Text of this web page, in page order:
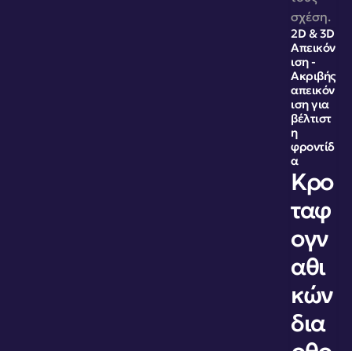
σχέση.
2D & 3D
Απεικόν
ιση -
Ακριβής
απεικόν
ιση για
βέλτιστ
η
φροντίδ
α
Κρο
ταφ
ογν
αθι
κών
δια